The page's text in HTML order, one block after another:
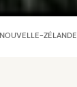
NOUVELLE-ZÉLANDE